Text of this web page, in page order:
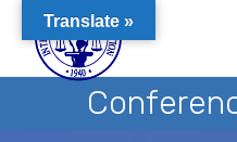
Translate »